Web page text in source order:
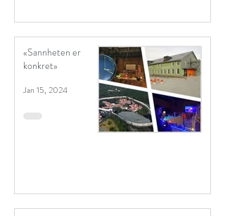
«Sannheten er
konkret»
Jan 15, 2024